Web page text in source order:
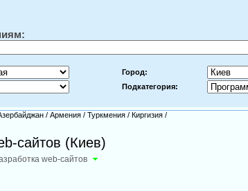
Город:
Подкатегория:
/ Армения / Туркмения / Киргизия /
сайтов (Киев)
web-сайтов